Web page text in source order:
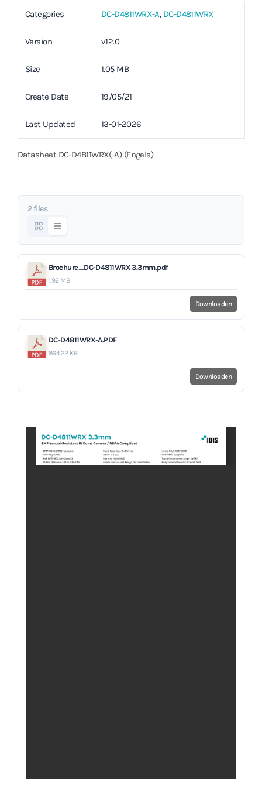
Categories DC-D4811WRX-A, DC-D4811WRX
Version v12.0
Size 1.05 MB
Create Date 19/05/21
Last Updated 13-01-2026
Datasheet DC-D4811WRX(-A) (Engels)
2 files
Brochure_DC-D4811WRX 3.3mm.pdf
1.92 MB
Downloaden
DC-D4811WRX-A.PDF
864.22 KB
Downloaden